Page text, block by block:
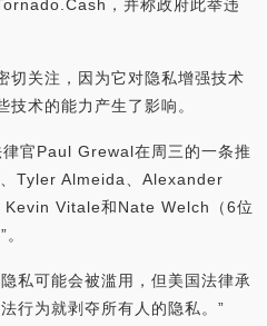
，并称政府此举违
切关注，因为它对隐私增强技术
术的能力产生了影响。
官Paul Grewal在周三的一条推
Tyler Almeida、Alexander
Vitale和Nate Welch（6位
私可能会被滥用，但美国法律承
行为就剥夺所有人的隐私。”